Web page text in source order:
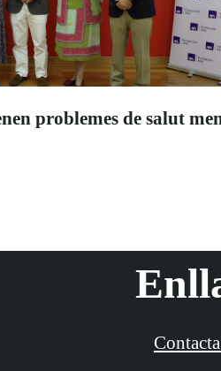
problemes de salut